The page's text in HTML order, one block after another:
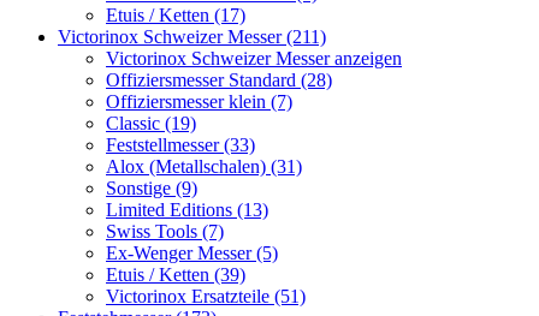
Etuis / Ketten (17)
Victorinox Schweizer Messer (211)
Victorinox Schweizer Messer anzeigen
Offiziersmesser Standard (28)
Offiziersmesser klein (7)
Classic (19)
Feststellmesser (33)
Alox (Metallschalen) (31)
Sonstige (9)
Limited Editions (13)
Swiss Tools (7)
Ex-Wenger Messer (5)
Etuis / Ketten (39)
Victorinox Ersatzteile (51)